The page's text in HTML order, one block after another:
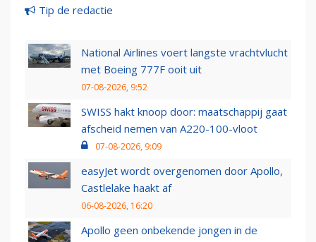
Tip de redactie
National Airlines voert langste vrachtvlucht
met Boeing 777F ooit uit
07-08-2026, 9:52
SWISS hakt knoop door: maatschappij gaat
afscheid nemen van A220-100-vloot
07-08-2026, 9:09
easyJet wordt overgenomen door Apollo,
Castlelake haakt af
06-08-2026, 16:20
Apollo geen onbekende jongen in de